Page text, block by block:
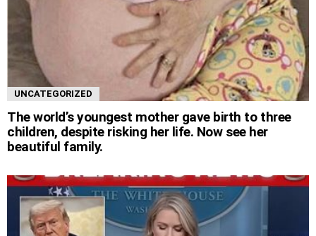
UNCATEGORIZED
The world’s youngest mother gave birth to three
children, despite risking her life. Now see her
beautiful family.